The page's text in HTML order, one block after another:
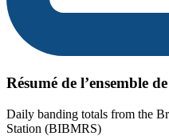
Résumé de l’ensemble
Daily banding totals from the
Station (BIBMRS)